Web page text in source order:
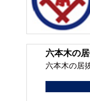
六本木の
六本木の居